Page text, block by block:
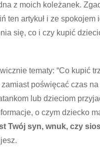
z moich koleżanek.
ten artykuł i ze
się, co i czy kupić
tematy: “Co kupić
poświęcać czas
lub dzieciom
o czym dziecko
Twój syn, wnuk, czy